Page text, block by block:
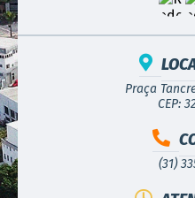
Praça
CEP:
(31)